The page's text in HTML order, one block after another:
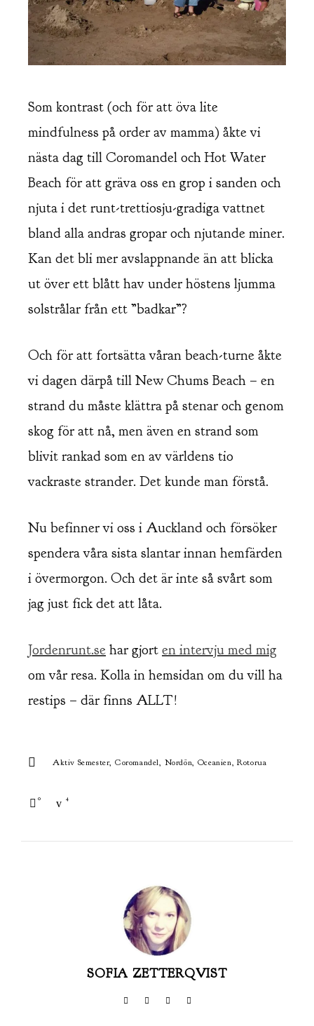
Som kontrast (och för att öva lite
mindfulness på order av mamma) åkte vi
nästa dag till Coromandel och Hot Water
Beach för att gräva oss en grop i sanden och
njuta i det runt-trettiosju-gradiga vattnet
bland alla andras gropar och njutande miner.
Kan det bli mer avslappnande än att blicka
ut över ett blått hav under höstens ljumma
solstrålar från ett ”badkar”?
Och för att fortsätta våran beach-turne åkte
vi dagen därpå till New Chums Beach – en
strand du måste klättra på stenar och genom
skog för att nå, men även en strand som
blivit rankad som en av världens tio
vackraste strander. Det kunde man förstå.
Nu befinner vi oss i Auckland och försöker
spendera våra sista slantar innan hemfärden
i övermorgon. Och det är inte så svårt som
jag just fick det att låta.
Jordenrunt.se har gjort en intervju med mig
om vår resa. Kolla in hemsidan om du vill ha
restips – där finns ALLT!
Aktiv Semester Coromandel Nordön Oceanien Rotorua
4
0
SOFIA ZETTERQVIST